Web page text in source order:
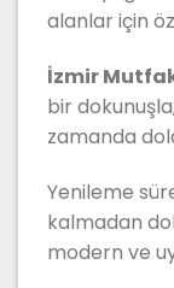
alanlar için
İzmir
bir
zamanda
Yenileme
kalmadan
modern ve